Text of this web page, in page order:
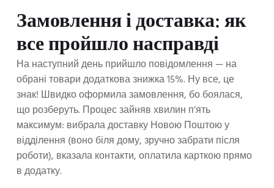
Замовлення і доставка: як
все пройшло насправді
На наступний день прийшло повідомлення — на
обрані товари додаткова знижка 15%. Ну все, це
знак! Швидко оформила замовлення, бо боялася,
що розберуть. Процес зайняв хвилин п’ять
максимум: вибрала доставку Новою Поштою у
відділення (воно біля дому, зручно забрати після
роботи), вказала контакти, оплатила карткою прямо
в додатку.